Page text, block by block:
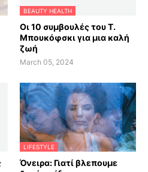
BEAUTY HEALTH
Οι 10 συμβουλές του Τ.
Μπουκόφσκι για μια καλή
ζωή
March 05, 2024
LIFESTYLE
Όνειρα: Γιατί βλεπουμε